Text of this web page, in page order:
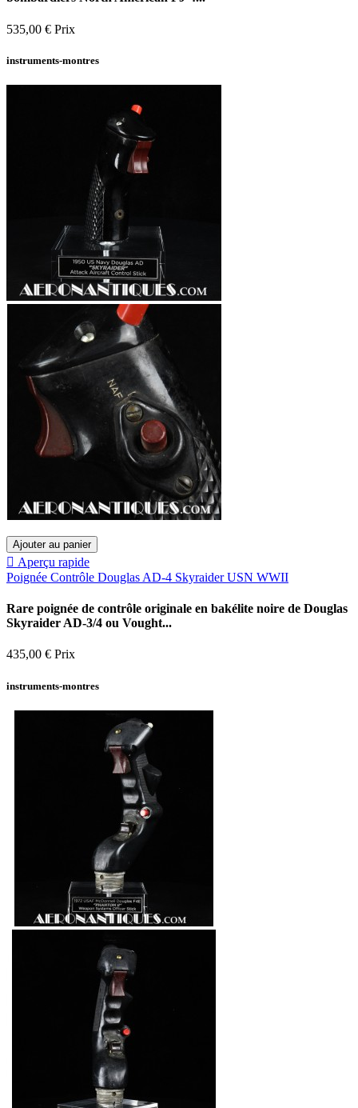
535,00 € Prix
instruments-montres
Ajouter au panier
 Aperçu rapide
Poignée Contrôle Douglas AD-4 Skyraider USN WWII
Rare poignée de contrôle originale en bakélite noire de Douglas
Skyraider AD-3/4 ou Vought...
435,00 € Prix
instruments-montres